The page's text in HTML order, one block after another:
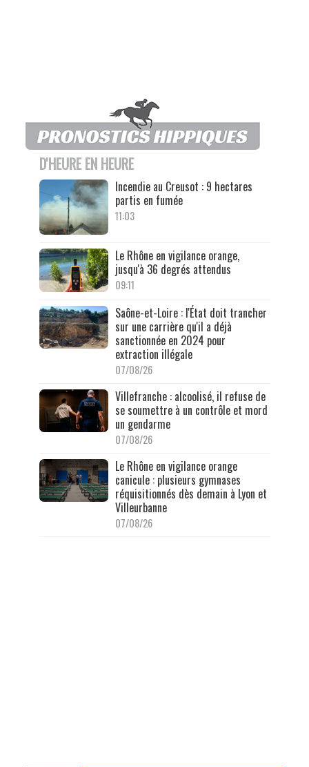
D'HEURE EN HEURE
Incendie au Creusot : 9 hectares
partis en fumée
11:03
Le Rhône en vigilance orange,
jusqu'à 36 degrés attendus
09:11
Saône-et-Loire : l'État doit trancher
sur une carrière qu'il a déjà
sanctionnée en 2024 pour
extraction illégale
07/08/26
Villefranche : alcoolisé, il refuse de
se soumettre à un contrôle et mord
un gendarme
07/08/26
Le Rhône en vigilance orange
canicule : plusieurs gymnases
réquisitionnés dès demain à Lyon et
Villeurbanne
07/08/26